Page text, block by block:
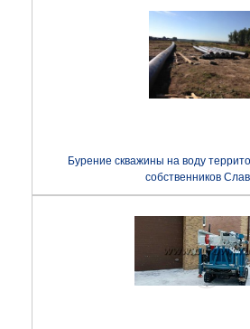
Бурение скважины на воду
собственников